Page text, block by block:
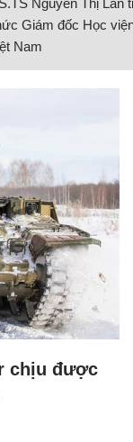
Nguyễn Thị Lan
Giám đốc Học
Nam
chịu được